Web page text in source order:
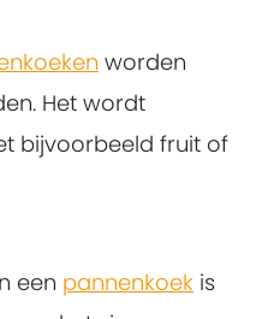
worden
Het wordt
bijvoorbeeld fruit of
een pannenkoek is